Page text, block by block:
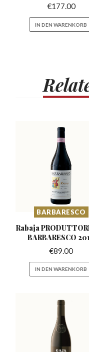
€177.00
IN DEN WARENKORB
BARBARESCO
Rabaja
BARBARESCO
€89.00
IN DEN WARENKORB